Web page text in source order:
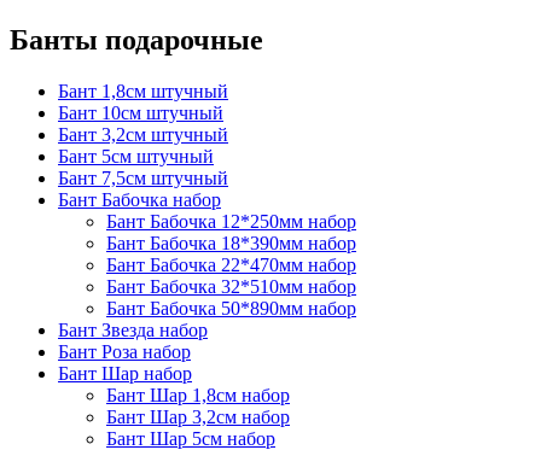
Банты подарочные
Бант 1,8см штучный
Бант 10см штучный
Бант 3,2см штучный
Бант 5см штучный
Бант 7,5см штучный
Бант Бабочка набор
Бант Бабочка 12*250мм набор
Бант Бабочка 18*390мм набор
Бант Бабочка 22*470мм набор
Бант Бабочка 32*510мм набор
Бант Бабочка 50*890мм набор
Бант Звезда набор
Бант Роза набор
Бант Шар набор
Бант Шар 1,8см набор
Бант Шар 3,2см набор
Бант Шар 5см набор